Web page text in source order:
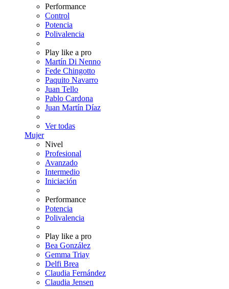
Performance
Control
Potencia
Polivalencia
Play like a pro
Martín Di Nenno
Fede Chingotto
Paquito Navarro
Juan Tello
Pablo Cardona
Juan Martín Díaz
Ver todas
Mujer
Nivel
Profesional
Avanzado
Intermedio
Iniciación
Performance
Potencia
Polivalencia
Play like a pro
Bea González
Gemma Triay
Delfi Brea
Claudia Fernández
Claudia Jensen